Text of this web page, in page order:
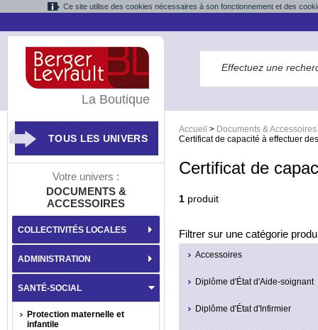
Ce site utilise des cookies nécessaires à son fonctionnement et des
Accueil > Documents & Accessoires
Certificat de capacité à effectuer
Certificat de
1 produit
Filtrer sur une catégorie
Accessoires
Diplôme d'État d'Aide-soignant
Diplôme d'État d'Infirmier
La Boutique
TOUS LES UNIVERS
Votre univers :
DOCUMENTS &
ACCESSOIRES
COLLECTIVITÉS LOCALES
ADMINISTRATION
SANTÉ-SOCIAL
Protection maternelle et
infantile